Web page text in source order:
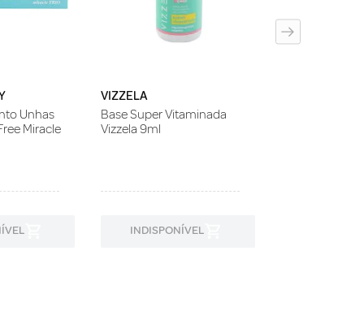
Unhas
Miracle
VIZZELA
Base Super Vitaminada
Vizzela 9ml
INDISPONÍVEL